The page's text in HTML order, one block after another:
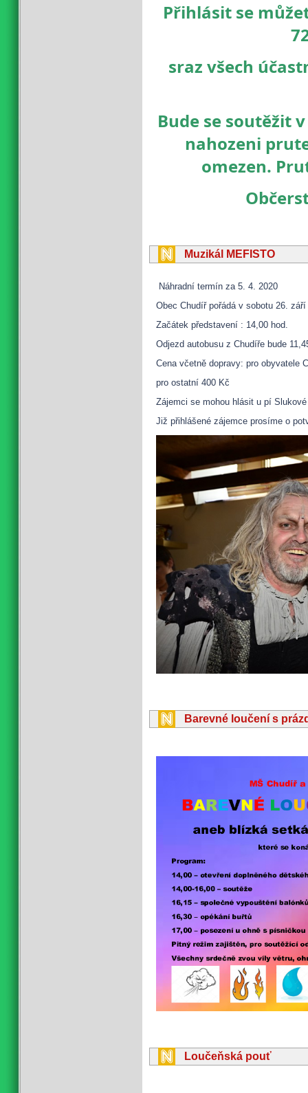
Přihlásit se
sraz všech
Bude se soutěžit
nahozeni
omezen.
Muzikál MEFISTO
Náhradní termín za 5. 4. 2020
Obec Chudíř pořádá v sobotu 26.
Začátek představení : 14,00 hod.
Odjezd autobusu z Chudíře bude
Cena včetně dopravy: pro obyvatele
pro ostatní 400 Kč
Zájemci se mohou hlásit u pí
Již přihlášené zájemce prosíme o
Barevné loučení s
Loučeňská pouť